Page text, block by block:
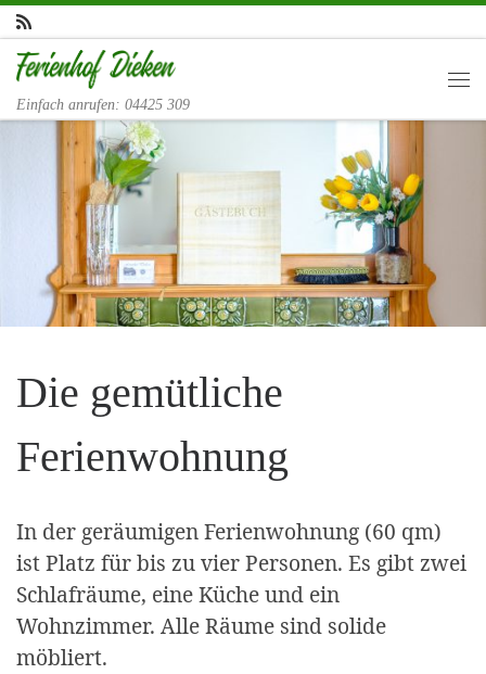
Zum Inhalt springen
Einfach anrufen: 04425 309
Die gemütliche
Ferienwohnung
In der geräumigen Ferienwohnung (60 qm)
ist Platz für bis zu vier Personen. Es gibt zwei
Schlafräume, eine Küche und ein
Wohnzimmer. Alle Räume sind solide
möbliert.